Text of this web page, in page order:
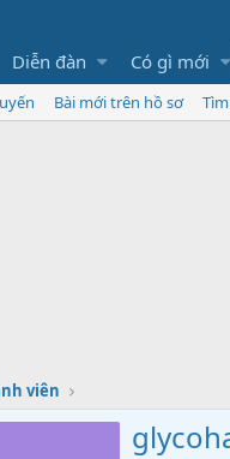
Diễn đàn Có gì mới
Bài mới trên hồ sơ
viên